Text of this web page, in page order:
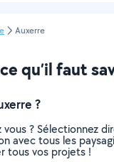
Auxerre
qu’il faut
?
vous ?
avec tous les
tous vos projets !